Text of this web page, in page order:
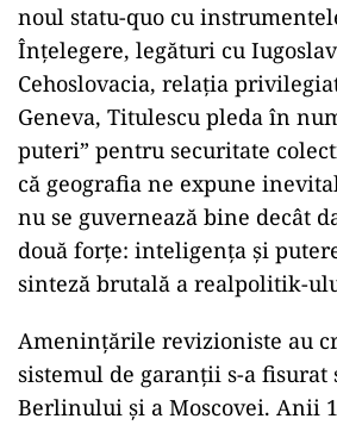
noul statu-quo cu
Înțelegere, legături cu
Cehoslovacia, relația
Geneva, Titulescu pleda în
puteri” pentru securitate
că geografia ne expune
nu se guvernează bine decât
două forțe: inteligența și
sinteză brutală a realpolitik-
Amenințările revizioniste au
sistemul de garanții s-a fisurat
Berlinului și a Moscovei. Anii